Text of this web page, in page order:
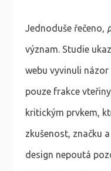
Jednoduše řečeno,
význam. Studie
webu vyvinuli
pouze frakce
kritickým prvkem,
zkušenost, značku
design nepoutá